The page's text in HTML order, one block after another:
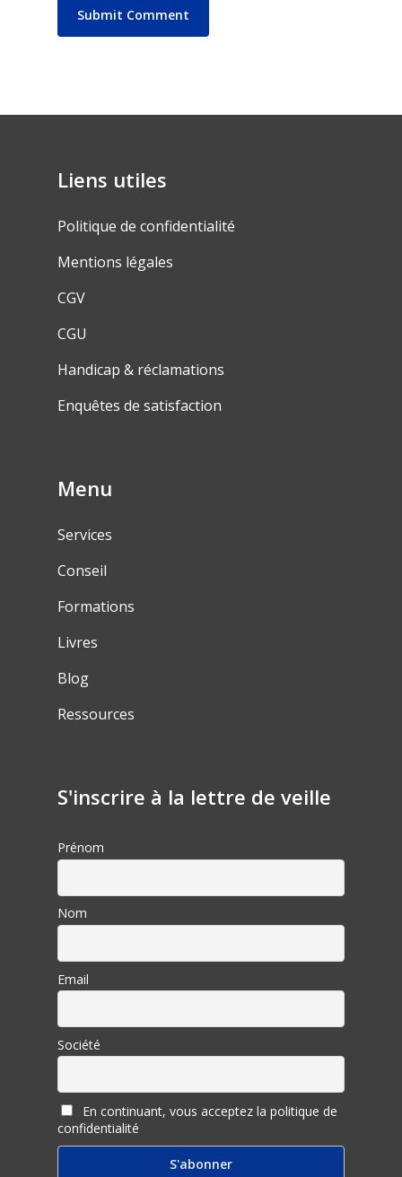
Liens utiles
Politique de confidentialité
Mentions légales
CGV
CGU
Handicap & réclamations
Enquêtes de satisfaction
Menu
Services
Conseil
Formations
Livres
Blog
Ressources
S'inscrire à la lettre de veille
Prénom
Nom
Email
Société
En continuant, vous acceptez la politique de
confidentialité